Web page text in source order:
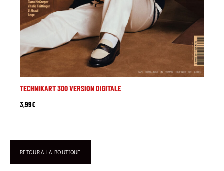
TECHNIKART 300 VERSION DIGITALE
3,99€
RETOUR À LA BOUTIQUE